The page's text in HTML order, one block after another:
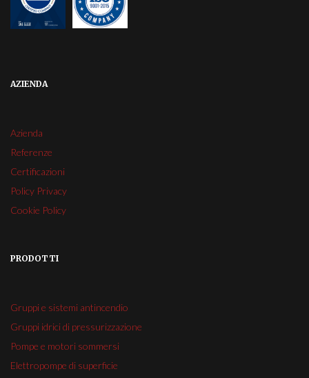
AZIENDA
Azienda
Referenze
Certificazioni
Policy Privacy
Cookie Policy
PRODOTTI
Gruppi e sistemi antincendio
Gruppi idrici di pressurizzazione
Pompe e motori sommersi
Elettropompe di superficie